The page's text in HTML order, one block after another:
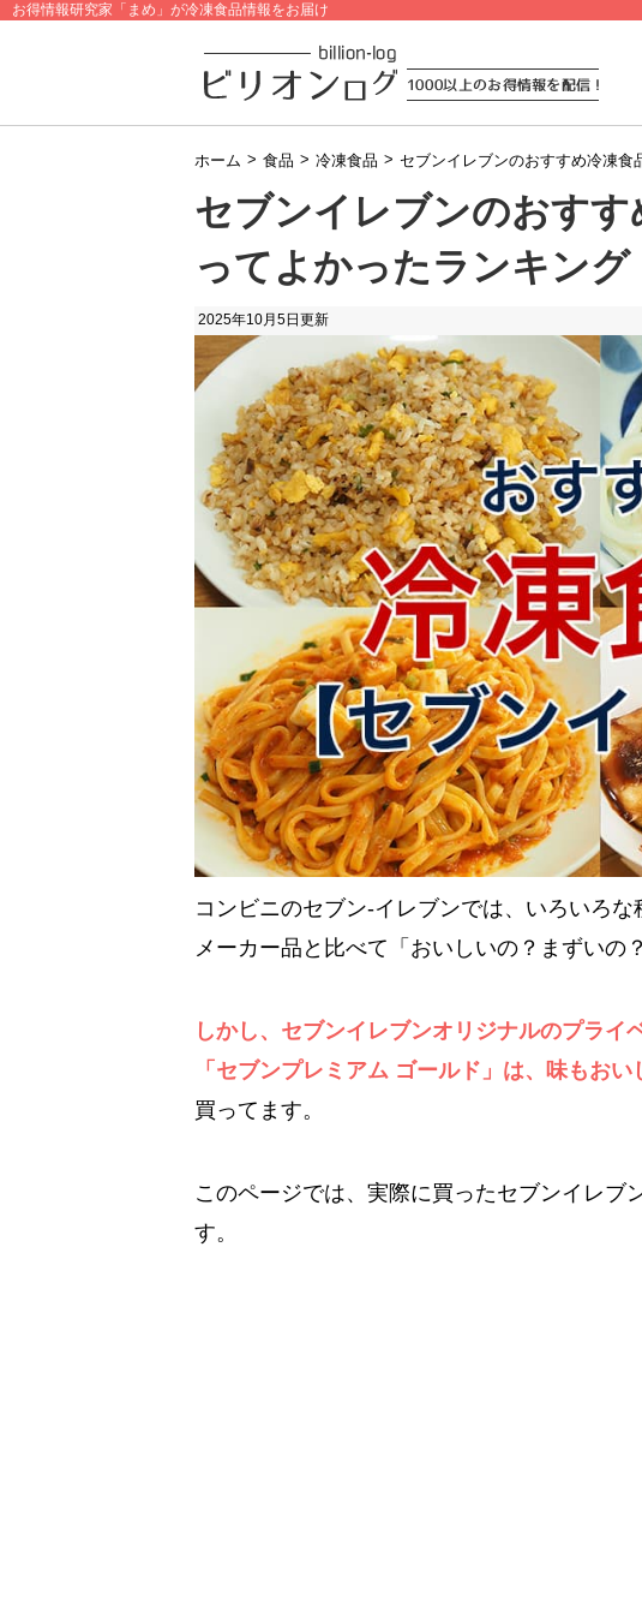
お得情報研究家「まめ」が冷凍食品情報をお届け
ホーム > 食品 > 冷凍食品 > セブンイレブンのおすすめ冷凍
セブンイレブンのおすす
ってよかったランキング
2025年10月5日 更新
コンビニのセブン‐イレブンでは、いろいろ
メーカー品と比べて「おいしいの？まずいの
しかし、セブンイレブンオリジナルのプライ
「セブンプレミアム ゴールド」は、味もおい
買ってます。
このページでは、実際に買ったセブンイレブ
す。